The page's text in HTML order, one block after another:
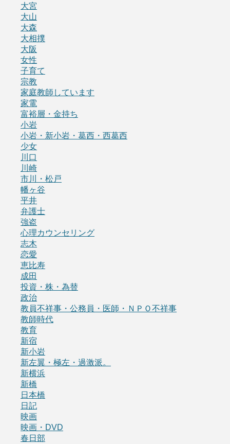
大宮
大山
大森
大相撲
大阪
女性
子育て
宗教
家庭教師しています
家電
富裕層・金持ち
小岩
小岩・新小岩・葛西・西葛西
少女
川口
川崎
市川・松戸
幡ヶ谷
平井
弁護士
強盗
心理カウンセリング
志木
恋愛
恵比寿
成田
投資・株・為替
政治
教員不祥事・公務員・医師・ＮＰＯ不祥事
教師時代
教育
新宿
新小岩
新左翼・極左・過激派。
新横浜
新橋
日本橋
日記
映画
映画・DVD
春日部